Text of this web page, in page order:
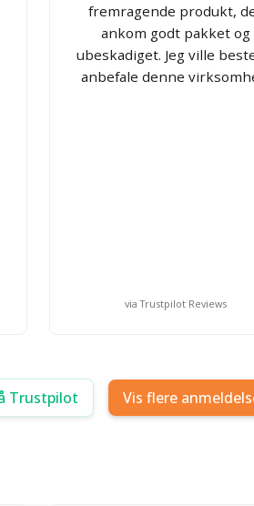
fremragende produkt,
ankom godt pakket og
ubeskadiget. Jeg ville
anbefale denne
via Trustpilot Reviews
Trustpilot Vis flere